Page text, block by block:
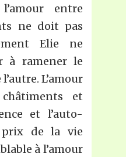
entre
ne doit pas
Elie ne
à ramener le
L’amour
et
et l’auto-
de la vie
à l’amour